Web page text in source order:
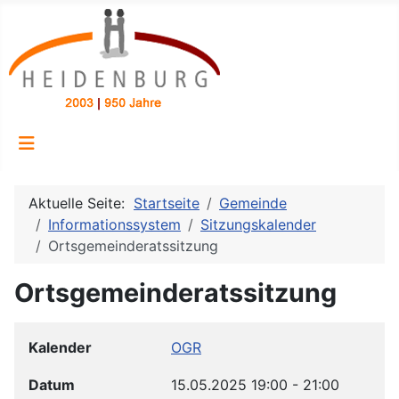
Aktuelle Seite: Startseite
Gemeinde
Informationssystem
Sitzungskalender
Ortsgemeinderatssitzung
Ortsgemeinderatssitzung
Kalender OGR
Datum 15.05.2025 19:00 - 21:00